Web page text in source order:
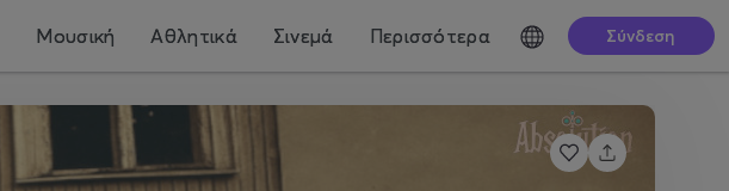
Μουσική Αθλητικά Σινεμά Περισσότερα Σύνδεση